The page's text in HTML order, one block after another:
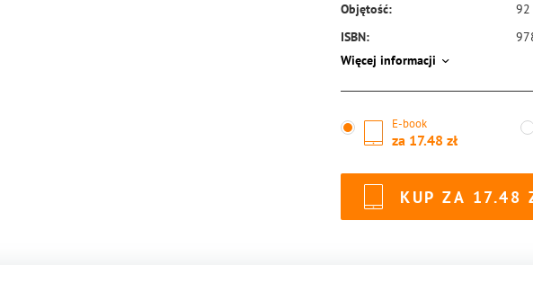
Objętość: 92
ISBN:
Więcej informacji
E-book
za 17.48
KUP ZA 17.48